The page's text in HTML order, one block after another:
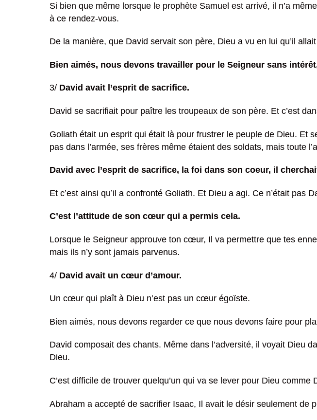
Si bien que même lorsque le prophète Samuel est arrivé, il n’a
à ce rendez-vous.
De la manière, que David servait son père, Dieu a vu en lui qu’il
Bien aimés, nous devons travailler pour le Seigneur sans
3/ David avait l’esprit de sacrifice.
David se sacrifiait pour paître les troupeaux de son père. Et c’est
Goliath était un esprit qui était là pour frustrer le peuple de Dieu. Et
pas dans l’armée, ses frères même étaient des soldats, mais toute
David avec l’esprit de sacrifice, la foi dans son coeur, il
Et c’est ainsi qu’il a confronté Goliath. Et Dieu a agi. Ce n’était pas
C’est l’attitude de son cœur qui a permis cela.
Lorsque le Seigneur approuve ton cœur, Il va permettre que tes
mais ils n’y sont jamais parvenus.
4/ David avait un cœur d’amour.
Un cœur qui plaît à Dieu n’est pas un cœur égoïste.
Bien aimés, nous devons regarder ce que nous devons faire pour
David composait des chants. Même dans l’adversité, il voyait Dieu
Dieu.
C’est difficile de trouver quelqu’un qui va se lever pour Dieu
Abraham a accepté de sacrifier Isaac, Il avait le désir seulement de